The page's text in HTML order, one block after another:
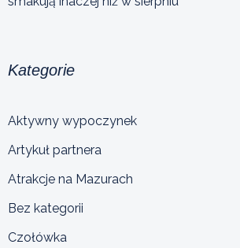
Kategorie
Aktywny wypoczynek
Artykuł partnera
Atrakcje na Mazurach
Bez kategorii
Czołówka